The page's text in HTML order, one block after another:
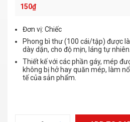
150₫
Đơn vị: Chiếc
Phong bì thư (100 cái/tập) được
dày dặn, cho độ mịn, láng tự nhiên.
Thiết kế với các phần gáy, mép
không bị hở hay quăn mép, làm
tế của sản phẩm.